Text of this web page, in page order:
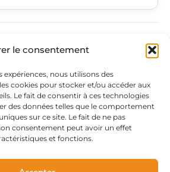
le consentement
expériences, nous utilisons des
cookies pour stocker et/ou accéder aux
Le fait de consentir à ces technologies
des données telles que le comportement
sur ce site. Le fait de ne pas
consentement peut avoir un effet
et fonctions.
Adresse
du siège
c/o Jules &
Berthe
11 rue Berthe et
PAGES
légales
Mentions
légales